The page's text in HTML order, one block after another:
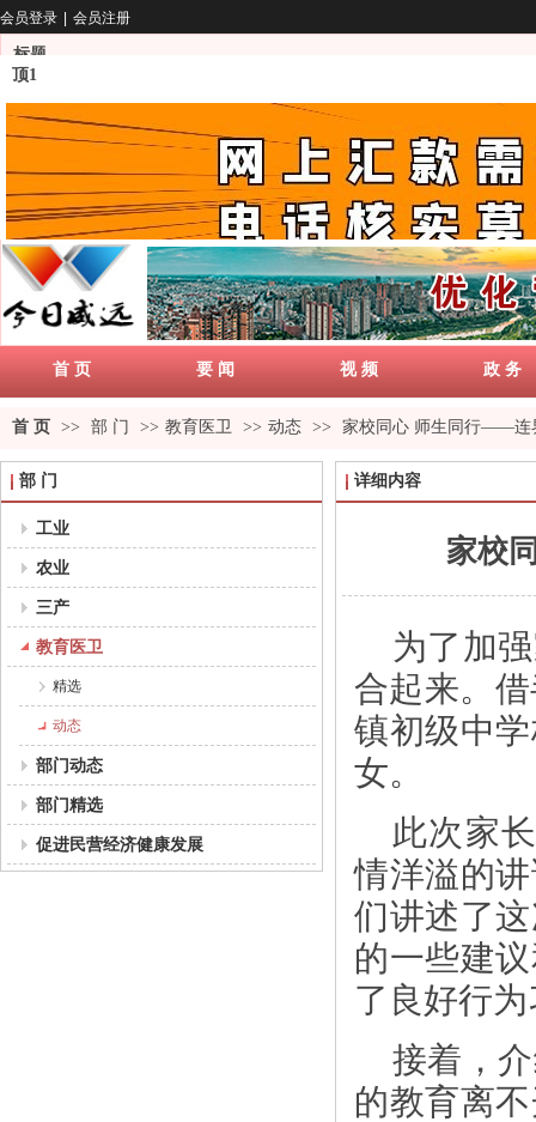
标题
顶1
会员登录 会员注册
首 页 要 闻 视 频 政 务
首 页 >> 部 门 >> 教育医卫 >> 动态 >> 家校同心 师生同行——连
部 门
工业
农业
三产
教育医卫
精选
动态
部门动态
部门精选
促进民营经济健康发展
详细内容
家校
为了加
合起来。
镇初级中
女。
此次家
情洋溢的
们讲述了
的一些建
了良好行
接着，
的教育离